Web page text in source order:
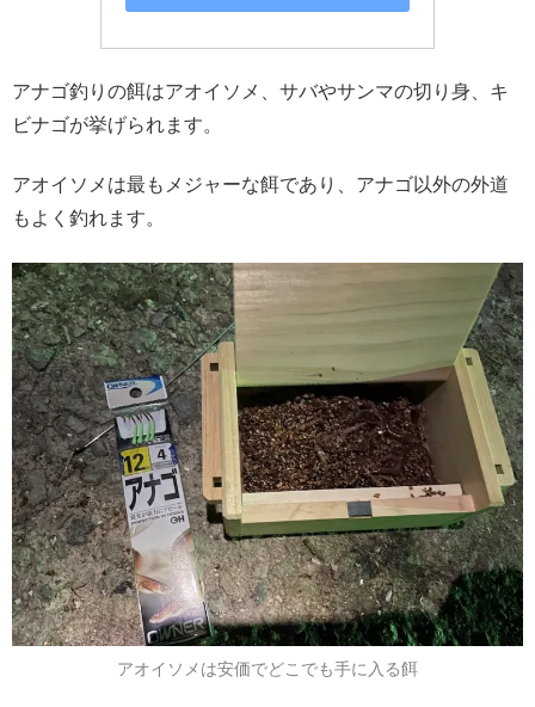
アナゴ釣りの餌はアオイソメ、サバやサンマの切り身、キ
ビナゴが挙げられます。
アオイソメは最もメジャーな餌であり、アナゴ以外の外道
もよく釣れます。
アオイソメは安価でどこでも手に入る餌